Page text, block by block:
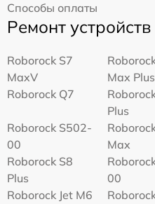
Способы оплаты
Ремонт устройств
Roborock S7
MaxV
Max Plus
Roborock Q7
Plus
Roborock S502-
00
Max
Roborock S8
Plus
00
Roborock Jet M6